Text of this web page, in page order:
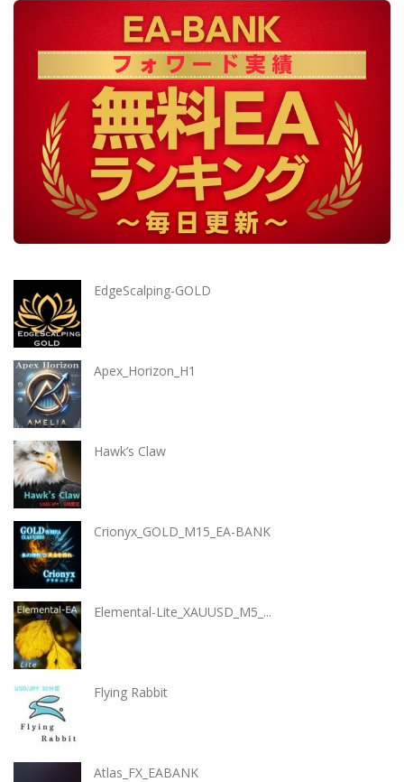
EdgeScalping-GOLD
Apex_Horizon_H1
Hawk’s Claw
Crionyx_GOLD_M15_EA-BANK
Elemental-Lite_XAUUSD_M5_...
Flying Rabbit
Atlas_FX_EABANK